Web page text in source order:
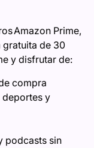
Amazon Prime,
gratuita de 30
y disfrutar de:
compra
deportes y
podcasts sin